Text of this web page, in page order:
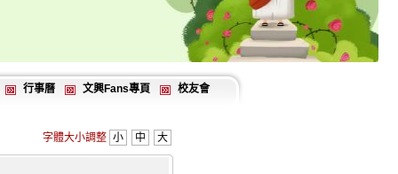
行事曆 文興Fans專頁 校友會
字體大小調整 小 中 大